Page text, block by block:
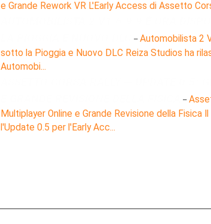
e Grande Rework VR L'Early Access di Assetto
– Automobilista 2
sotto la Pioggia e Nuovo DLC Reiza Studios ha
Automobi...
–
Multiplayer Online e Grande Revisione della Fisica
l'Update 0.5 per l'Early Acc...